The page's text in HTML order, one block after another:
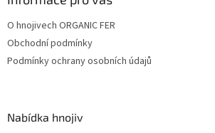
O hnojivech ORGANIC FER
Obchodní podmínky
Podmínky ochrany osobních údajů
Nabídka hnojiv